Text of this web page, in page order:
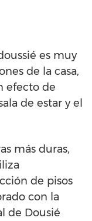
es muy
de la casa,
efecto de
de estar y el
más duras,
de pisos
con la
de Dousié